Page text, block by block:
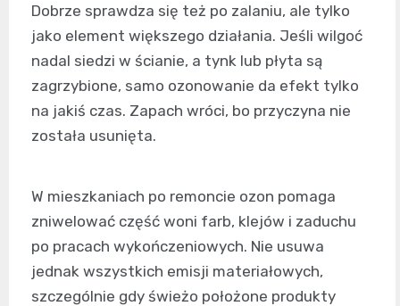
Dobrze sprawdza się też po zalaniu, ale tylko
jako element większego działania. Jeśli wilgoć
nadal siedzi w ścianie, a tynk lub płyta są
zagrzybione, samo ozonowanie da efekt tylko
na jakiś czas. Zapach wróci, bo przyczyna nie
została usunięta.
W mieszkaniach po remoncie ozon pomaga
zniwelować część woni farb, klejów i zaduchu
po pracach wykończeniowych. Nie usuwa
jednak wszystkich emisji materiałowych,
szczególnie gdy świeżo położone produkty